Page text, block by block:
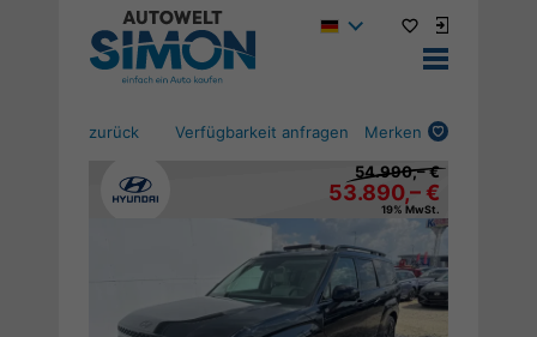
zurück Verfügbarkeit anfragen Merken
54.990,– €
53.890,– €
19% MwSt.